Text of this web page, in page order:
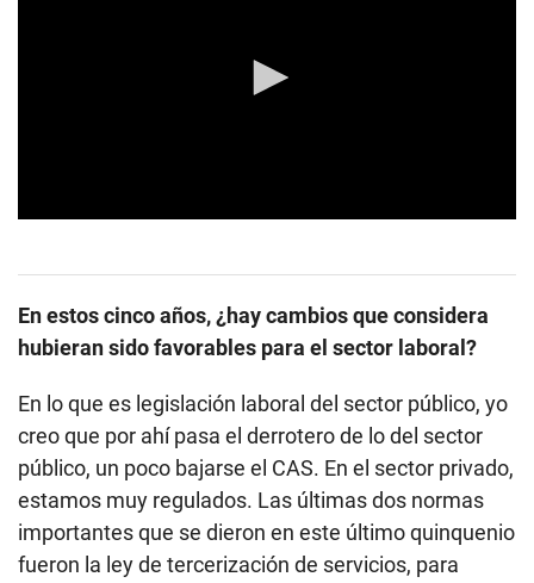
o
n
d
s
f
9
m
n
u
t
e
s
,
En estos cinco años, ¿hay cambios que considera
hubieran sido favorables para el sector laboral?
En lo que es legislación laboral del sector público, yo
creo que por ahí pasa el derrotero de lo del sector
público, un poco bajarse el CAS. En el sector privado,
estamos muy regulados. Las últimas dos normas
importantes que se dieron en este último quinquenio
fueron la ley de tercerización de servicios, para